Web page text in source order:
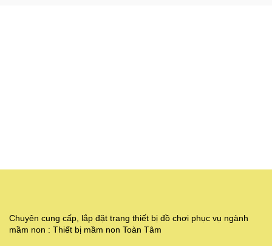
Chuyên cung cấp, lắp đặt trang thiết bị đồ chơi phục vụ ngành
mầm non : Thiết bị mầm non Toàn Tâm